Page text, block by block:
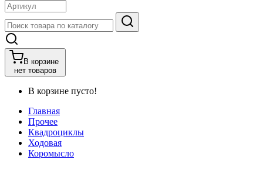
В корзине
нет товаров
В корзине пусто!
Главная
Прочее
Квадроциклы
Ходовая
Коромысло